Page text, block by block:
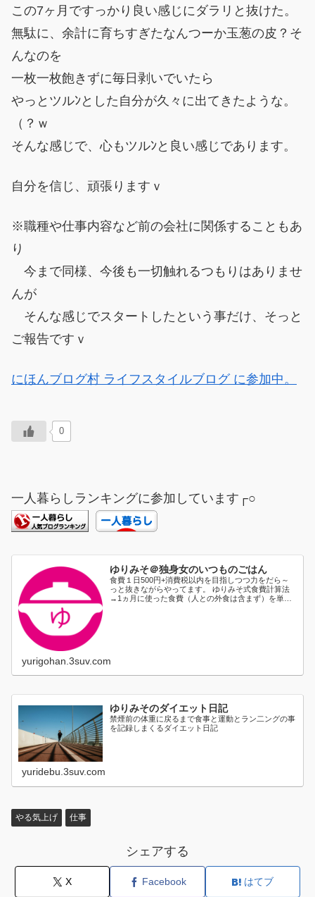
この7ヶ月ですっかり良い感じにダラリと抜けた。
無駄に、余計に育ちすぎたなんつーか玉葱の皮？そ
んなのを
一枚一枚飽きずに毎日剥いでいたら
やっとツルﾝとした自分が久々に出てきたような。
（？ｗ
そんな感じで、心もツルﾝと良い感じであります。
自分を信じ、頑張りますｖ
※職種や仕事内容など前の会社に関係することもあ
り
今まで同様、今後も一切触れるつもりはありませ
んが
そんな感じでスタートしたという事だけ、そっと
ご報告ですｖ
にほんブログ村 ライフスタイルブログ に参加中。
0
一人暮らしランキングに参加しています┌○
ゆりみそ＠独身女のいつものごはん
食費１日500円+消費税以内を目指しつつ力をだら～
っと抜きながらやってます。 ゆりみそ式食費計算法
→1ヵ月に使った食費（人との外食は含まず）を単純
yurigohan.3suv.com
ゆりみそのダイエット日記
禁煙前の体重に戻るまで食事と運動とラン二ングの事
を記録しまくるダイエット日記
yuridebu.3suv.com
やる気上げ 仕事
シェアする
X Facebook はてブ